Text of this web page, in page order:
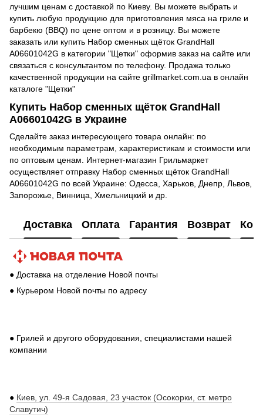
лучшим ценам с доставкой по Киеву. Вы можете выбрать и
купить любую продукцию для приготовления мяса на гриле и
барбекю (BBQ) по цене оптом и в розницу. Вы можете
заказать или купить Набор сменных щёток GrandHall
A06601042G в категории "Щетки" оформив заказ на сайте или
связаться с консультантом по телефону. Продажа только
качественной продукции на сайте grillmarket.com.ua в онлайн
каталоге "Щетки"
Купить Набор сменных щёток GrandHall
A06601042G в Украине
Сделайте заказ интересующего товара онлайн: по
необходимым параметрам, характеристикам и стоимости или
по оптовым ценам. Интернет-магазин Грильмаркет
осуществляет отправку Набор сменных щёток GrandHall
A06601042G по всей Украине: Одесса, Харьков, Днепр, Львов,
Запорожье, Винница, Хмельницкий и др.
Доставка Оплата Гарантия Возврат
● Доставка на отделение Новой почты
● Курьером Новой почты по адресу
● Грилей и другого оборудования, специалистами нашей
компании
● Киев, ул. 49-я Садовая, 23 участок (Осокорки, ст. метро
Славутич)